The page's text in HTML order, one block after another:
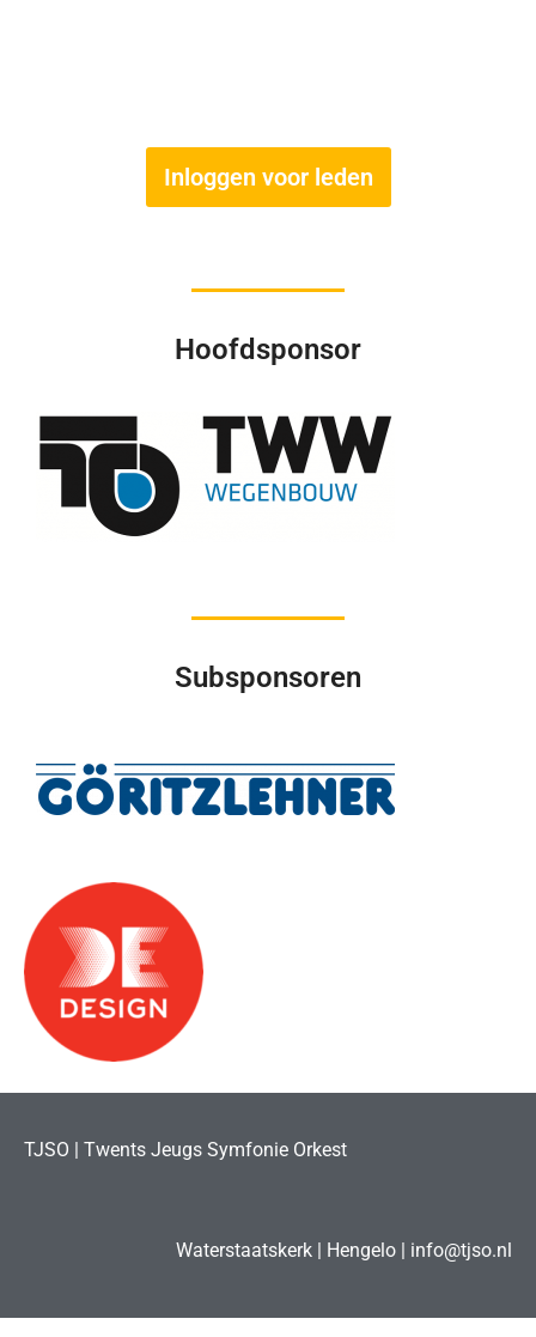
Inloggen voor leden
Hoofdsponsor
Subsponsoren
TJSO | Twents Jeugs Symfonie Orkest
Waterstaatskerk | Hengelo | info@tjso.nl